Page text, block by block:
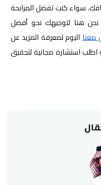
سواء كنت تفضل المرابحة
نحن هنا لتوجيهك نحو أفضل
معنااليوم لمعرفة المزيد عن
اطلب استشارة مجانية لتحقيق